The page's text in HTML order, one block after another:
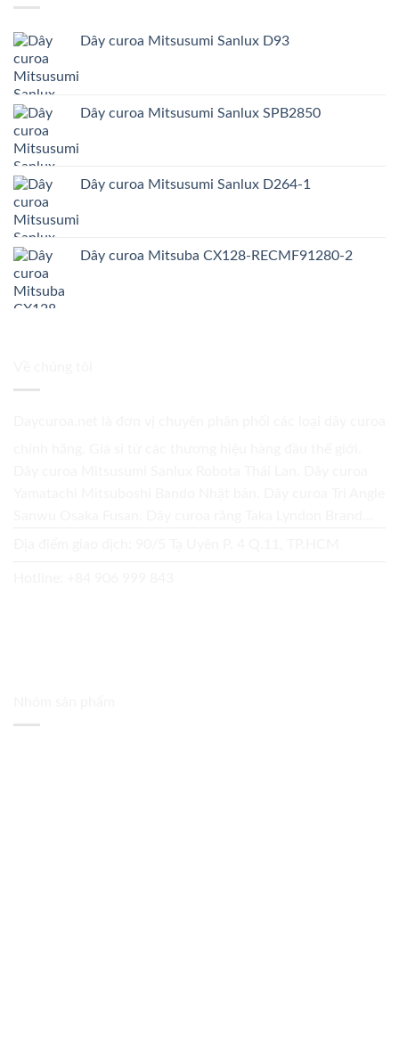
Dây curoa Mitsusumi Sanlux D93
Dây curoa Mitsusumi Sanlux SPB2850
Dây curoa Mitsusumi Sanlux D264-1
Dây curoa Mitsuba CX128-RECMF91280-2